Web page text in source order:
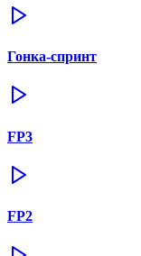
Гонка-спринт
FP3
FP2